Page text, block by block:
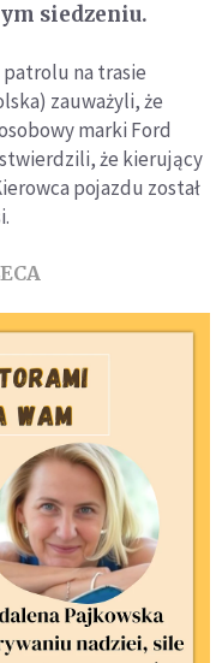
siedzeniu.
na trasie
zauważyli, że
marki Ford
że kierujący
pojazdu został